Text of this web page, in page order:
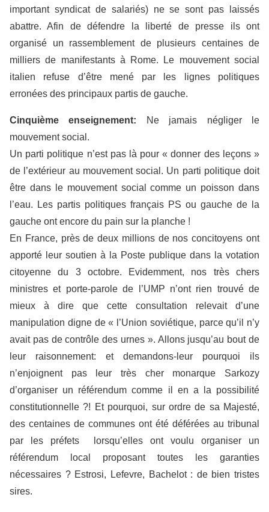
important syndicat de salariés) ne se sont pas laissés
abattre. Afin de défendre la liberté de presse ils ont
organisé un rassemblement de plusieurs centaines de
milliers de manifestants à Rome. Le mouvement social
italien refuse d’être mené par les lignes politiques
erronées des principaux partis de gauche.
Cinquième enseignement: Ne jamais négliger le
mouvement social.
Un parti politique n’est pas là pour « donner des leçons »
de l’extérieur au mouvement social. Un parti politique doit
être dans le mouvement social comme un poisson dans
l’eau. Les partis politiques français PS ou gauche de la
gauche ont encore du pain sur la planche !
En France, près de deux millions de nos concitoyens ont
apporté leur soutien à la Poste publique dans la votation
citoyenne du 3 octobre. Evidemment, nos très chers
ministres et porte-parole de l’UMP n’ont rien trouvé de
mieux à dire que cette consultation relevait d’une
manipulation digne de « l’Union soviétique, parce qu’il n’y
avait pas de contrôle des urnes ». Allons jusqu’au bout de
leur raisonnement: et demandons-leur pourquoi ils
n’enjoignent pas leur très cher monarque Sarkozy
d’organiser un référendum comme il en a la possibilité
constitutionnelle ?! Et pourquoi, sur ordre de sa Majesté,
des centaines de communes ont été déférées au tribunal
par les préfets lorsqu’elles ont voulu organiser un
référendum local proposant toutes les garanties
nécessaires ? Estrosi, Lefevre, Bachelot : de bien tristes
sires.